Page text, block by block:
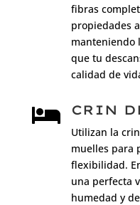
fibras
propiedades
manteniendo
que tu
calidad de
 CRIN
Utilizan la
muelles para
flexibilidad.
una perfecta
humedad y